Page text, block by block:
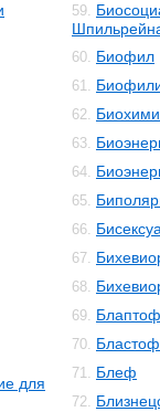
для
59.
60. Биофил
61.
62.
63.
64.
65.
66.
67.
68.
69.
70.
71. Блеф
72.